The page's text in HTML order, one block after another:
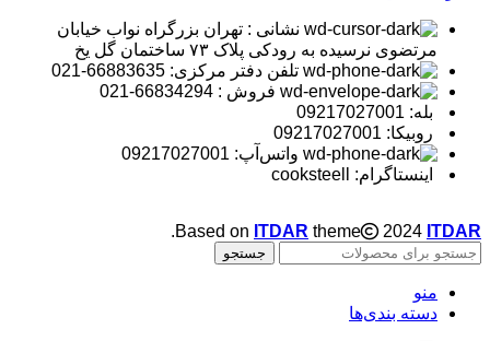
نشانی : تهران بزرگراه نواب خیابان
مرتضوی نرسیده به رودکی پلاک ۷۳ ساختمان گل یخ
تلفن دفتر مرکزی: 66883635-021
فروش : 66834294-021
بله: 09217027001
روبیکا: 09217027001
واتس‌آپ: 09217027001
اینستاگرام: cooksteell
Based on ITDAR theme 2024 ITDAR
.
جستجو
منو
دسته بندی‌ها